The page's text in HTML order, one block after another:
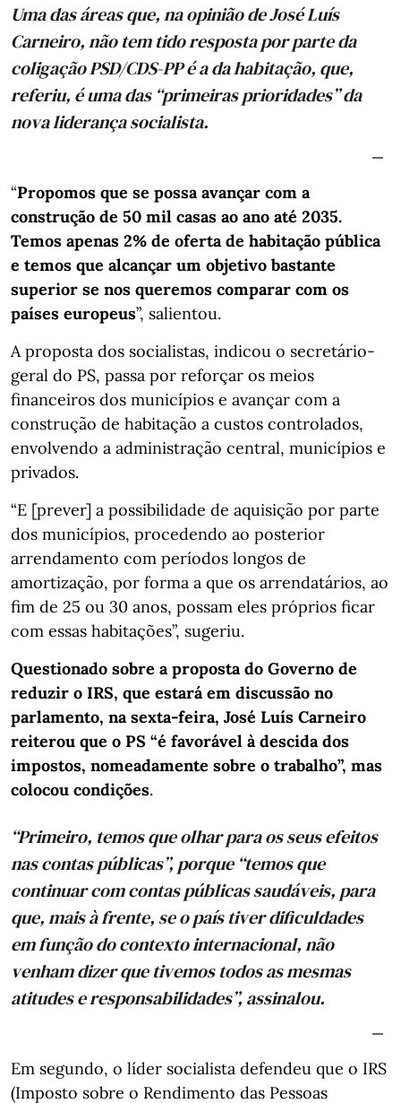
Uma das áreas que, na opinião de José Luís
Carneiro, não tem tido resposta por parte da
coligação PSD/CDS-PP é a da habitação, que,
referiu, é uma das “primeiras prioridades” da
nova liderança socialista.
“Propomos que se possa avançar com a
construção de 50 mil casas ao ano até 2035.
Temos apenas 2% de oferta de habitação pública
e temos que alcançar um objetivo bastante
superior se nos queremos comparar com os
países europeus”, salientou.
A proposta dos socialistas, indicou o secretário-
geral do PS, passa por reforçar os meios
financeiros dos municípios e avançar com a
construção de habitação a custos controlados,
envolvendo a administração central, municípios e
privados.
“E [prever] a possibilidade de aquisição por parte
dos municípios, procedendo ao posterior
arrendamento com períodos longos de
amortização, por forma a que os arrendatários, ao
fim de 25 ou 30 anos, possam eles próprios ficar
com essas habitações”, sugeriu.
Questionado sobre a proposta do Governo de
reduzir o IRS, que estará em discussão no
parlamento, na sexta-feira, José Luís Carneiro
reiterou que o PS “é favorável à descida dos
impostos, nomeadamente sobre o trabalho”, mas
colocou condições.
“Primeiro, temos que olhar para os seus efeitos
nas contas públicas”, porque “temos que
continuar com contas públicas saudáveis, para
que, mais à frente, se o país tiver dificuldades
em função do contexto internacional, não
venham dizer que tivemos todos as mesmas
atitudes e responsabilidades”, assinalou.
Em segundo, o líder socialista defendeu que o IRS
(Imposto sobre o Rendimento das Pessoas